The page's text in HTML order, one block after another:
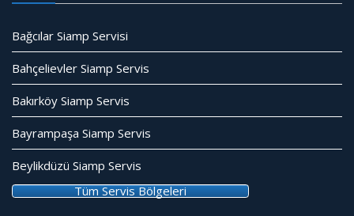
Bağcılar Siamp Servisi
Bahçelievler Siamp Servis
Bakırköy Siamp Servis
Bayrampaşa Siamp Servis
Beylikdüzü Siamp Servis
Tüm Servis Bölgeleri